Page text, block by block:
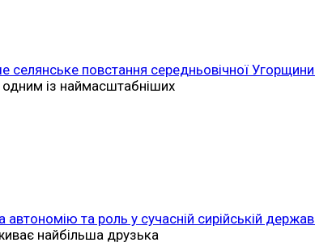
повстання середньовічної Угорщини
із наймасштабніших
автономію та роль у сучасній сирійській
найбільша друзька